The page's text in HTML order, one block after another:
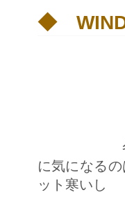
Ｉ
◆
冬日の太
に気になる
ット寒いし